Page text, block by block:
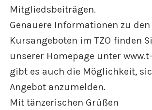
Mitgliedsbeiträgen.
Genauere Informationen zu den
Kursangeboten im TZO finden
unserer Homepage unter
gibt es auch die Möglichkeit,
Angebot anzumelden.
Mit tänzerischen Grüßen